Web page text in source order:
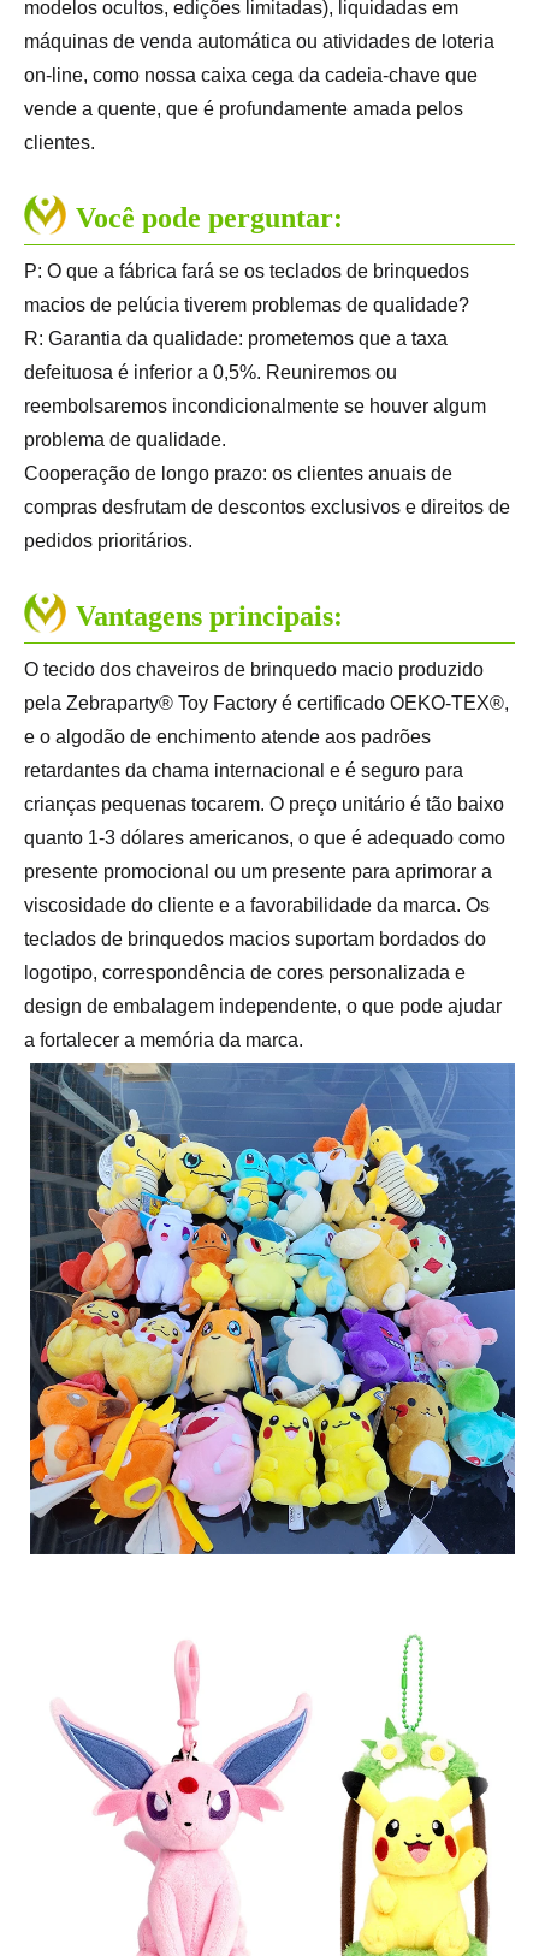
modelos ocultos, edições limitadas), liquidadas em
máquinas de venda automática ou atividades de loteria
on-line, como nossa caixa cega da cadeia-chave que
vende a quente, que é profundamente amada pelos
clientes.
Você pode perguntar:
P: O que a fábrica fará se os teclados de brinquedos
macios de pelúcia tiverem problemas de qualidade?
R: Garantia da qualidade: prometemos que a taxa
defeituosa é inferior a 0,5%. Reuniremos ou
reembolsaremos incondicionalmente se houver algum
problema de qualidade.
Cooperação de longo prazo: os clientes anuais de
compras desfrutam de descontos exclusivos e direitos de
pedidos prioritários.
Vantagens principais:
O tecido dos chaveiros de brinquedo macio produzido
pela Zebraparty® Toy Factory é certificado OEKO-TEX®,
e o algodão de enchimento atende aos padrões
retardantes da chama internacional e é seguro para
crianças pequenas tocarem. O preço unitário é tão baixo
quanto 1-3 dólares americanos, o que é adequado como
presente promocional ou um presente para aprimorar a
viscosidade do cliente e a favorabilidade da marca. Os
teclados de brinquedos macios suportam bordados do
logotipo, correspondência de cores personalizada e
design de embalagem independente, o que pode ajudar
a fortalecer a memória da marca.